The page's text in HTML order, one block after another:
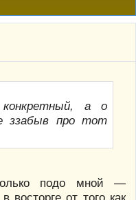
а о
ззабыв про тот
подо мной —